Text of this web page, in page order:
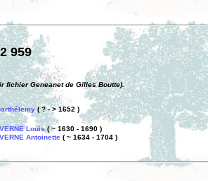
959
fichier Geneanet de Gilles Boutte).
( ? - > 1652 )
VERNE Louis( ~ 1630 - 1690 )
VERNE Antoinette ( ~ 1634 - 1704 )